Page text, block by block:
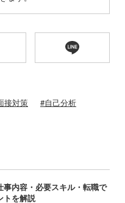
接対策
自己分析
事内容・必要スキル・転職で
トを解説